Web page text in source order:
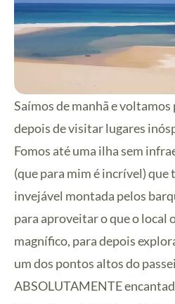
Saímos de manhã e
depois de visitar lugares
Fomos até uma ilha sem
(que para mim é incrível)
invejável montada pelos
para aproveitar o que o local
magnífico, para depois
um dos pontos altos do
ABSOLUTAMENTE